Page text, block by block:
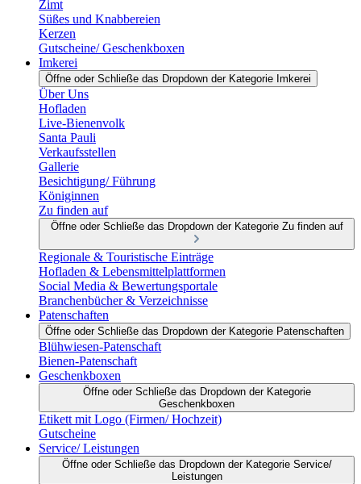
Zimt
Süßes und Knabbereien
Kerzen
Gutscheine/ Geschenkboxen
Imkerei
Öffne oder Schließe das Dropdown der Kategorie Imkerei
Über Uns
Hofladen
Live-Bienenvolk
Santa Pauli
Verkaufsstellen
Gallerie
Besichtigung/ Führung
Königinnen
Zu finden auf
Öffne oder Schließe das Dropdown der Kategorie Zu finden auf
Regionale & Touristische Einträge
Hofladen & Lebensmittelplattformen
Social Media & Bewertungsportale
Branchenbücher & Verzeichnisse
Patenschaften
Öffne oder Schließe das Dropdown der Kategorie Patenschaften
Blühwiesen-Patenschaft
Bienen-Patenschaft
Geschenkboxen
Öffne oder Schließe das Dropdown der Kategorie
Geschenkboxen
Etikett mit Logo (Firmen/ Hochzeit)
Gutscheine
Service/ Leistungen
Öffne oder Schließe das Dropdown der Kategorie Service/
Leistungen